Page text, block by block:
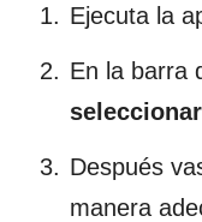
Ejecuta la
En la barra
Después
manera